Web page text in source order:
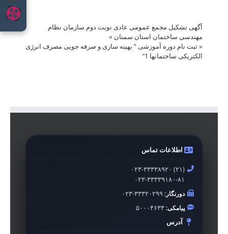
آگهی تشکیل مجمع عمومی عادی نوبت دوم سازمان نظام
مهندسی ساختمان استان سمنان »
«ثبت نام دوره آموزشی ” بهینه سازی و صرفه جویی مصرف انرژی
الکتریکی ساختمانها 1″
اطلاعات تماس
۰۲۳-۳۳۳۳۸۹۲۰ (۲۱)
۰۲۳-۳۳۳۳۹۱۸۰-۸۱
دورنگار:۰۲۳-۳۳۳۲۰۲۹۹
پیامکی:۵۰۰۰۴۶۳۳
آدرس